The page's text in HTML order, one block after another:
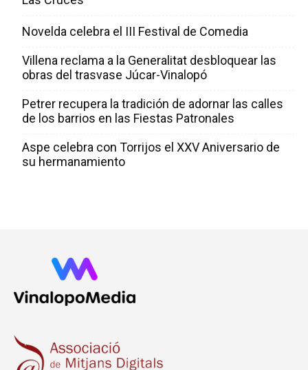
Novelda celebra el III Festival de Comedia
Villena reclama a la Generalitat desbloquear las
obras del trasvase Júcar-Vinalopó
Petrer recupera la tradición de adornar las calles
de los barrios en las Fiestas Patronales
Aspe celebra con Torrijos el XXV Aniversario de
su hermanamiento